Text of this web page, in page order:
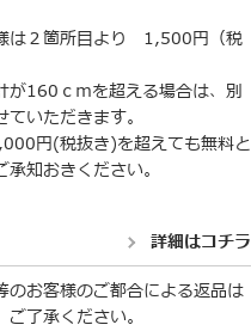
は２箇所目より 1,500円（税
160ｃｍを超える場合は、別
いただきます。
円(税抜き)を超えても無料と
知おきください。
詳細はコチラ
のお客様のご都合による返品は
了承ください。